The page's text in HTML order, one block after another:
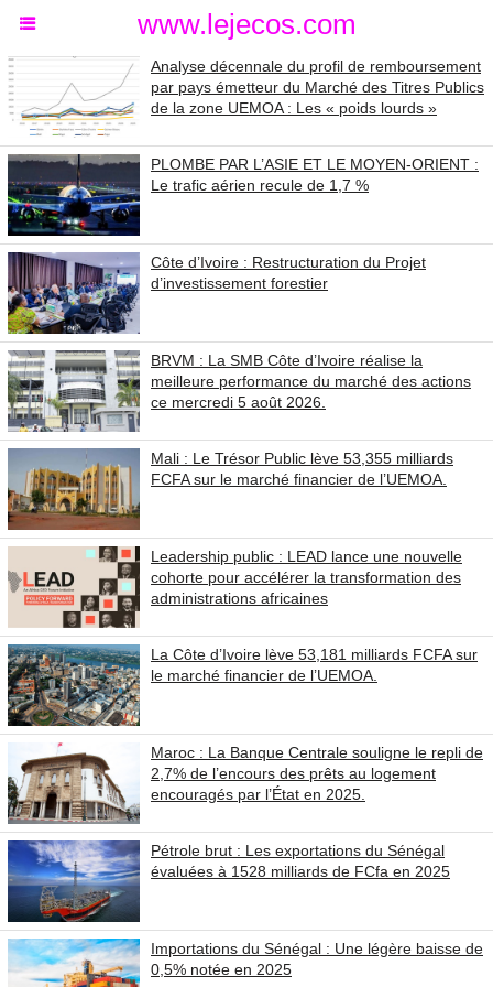
www.lejecos.com
Analyse décennale du profil de remboursement
par pays émetteur du Marché des Titres Publics
de la zone UEMOA : Les « poids lourds »
PLOMBE PAR L’ASIE ET LE MOYEN-ORIENT :
Le trafic aérien recule de 1,7 %
Côte d’Ivoire : Restructuration du Projet
d’investissement forestier
BRVM : La SMB Côte d’Ivoire réalise la
meilleure performance du marché des actions
ce mercredi 5 août 2026.
Mali : Le Trésor Public lève 53,355 milliards
FCFA sur le marché financier de l’UEMOA.
Leadership public : LEAD lance une nouvelle
cohorte pour accélérer la transformation des
administrations africaines
La Côte d’Ivoire lève 53,181 milliards FCFA sur
le marché financier de l’UEMOA.
Maroc : La Banque Centrale souligne le repli de
2,7% de l’encours des prêts au logement
encouragés par l’État en 2025.
Pétrole brut : Les exportations du Sénégal
évaluées à 1528 milliards de FCfa en 2025
Importations du Sénégal : Une légère baisse de
0,5% notée en 2025